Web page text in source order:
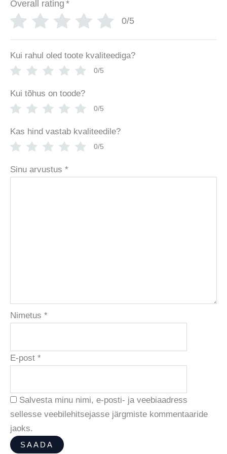
Overall rating *
0/5
Kui rahul oled toote kvaliteediga?
0/5
Kui tõhus on toode?
0/5
Kas hind vastab kvaliteedile?
0/5
Sinu arvustus *
Nimetus *
E-post *
Salvesta minu nimi, e-posti- ja veebiaadress
sellesse veebilehitsejasse järgmiste kommentaaride
jaoks.